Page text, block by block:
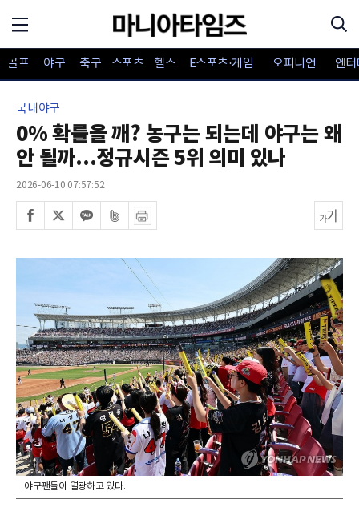
골프 야구 축구 스포츠 헬스 E스포츠·게임 오피니언 엔
국내야구
0% 확률을 깨? 농구는 되는데 야구는 왜
안 될까...정규시즌 5위 의미 있나
2026-06-10 07:57:52
야구팬들이 열광하고 있다.